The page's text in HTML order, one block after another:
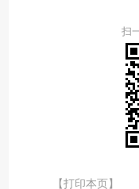
扫
【打印本页】